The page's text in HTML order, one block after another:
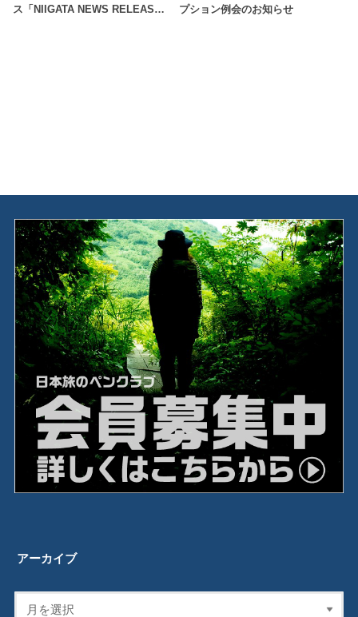
ス「NIIGATA NEWS RELEAS…
プション例会のお知らせ
アーカイブ